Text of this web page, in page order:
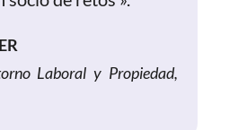
Laboral y Propiedad,